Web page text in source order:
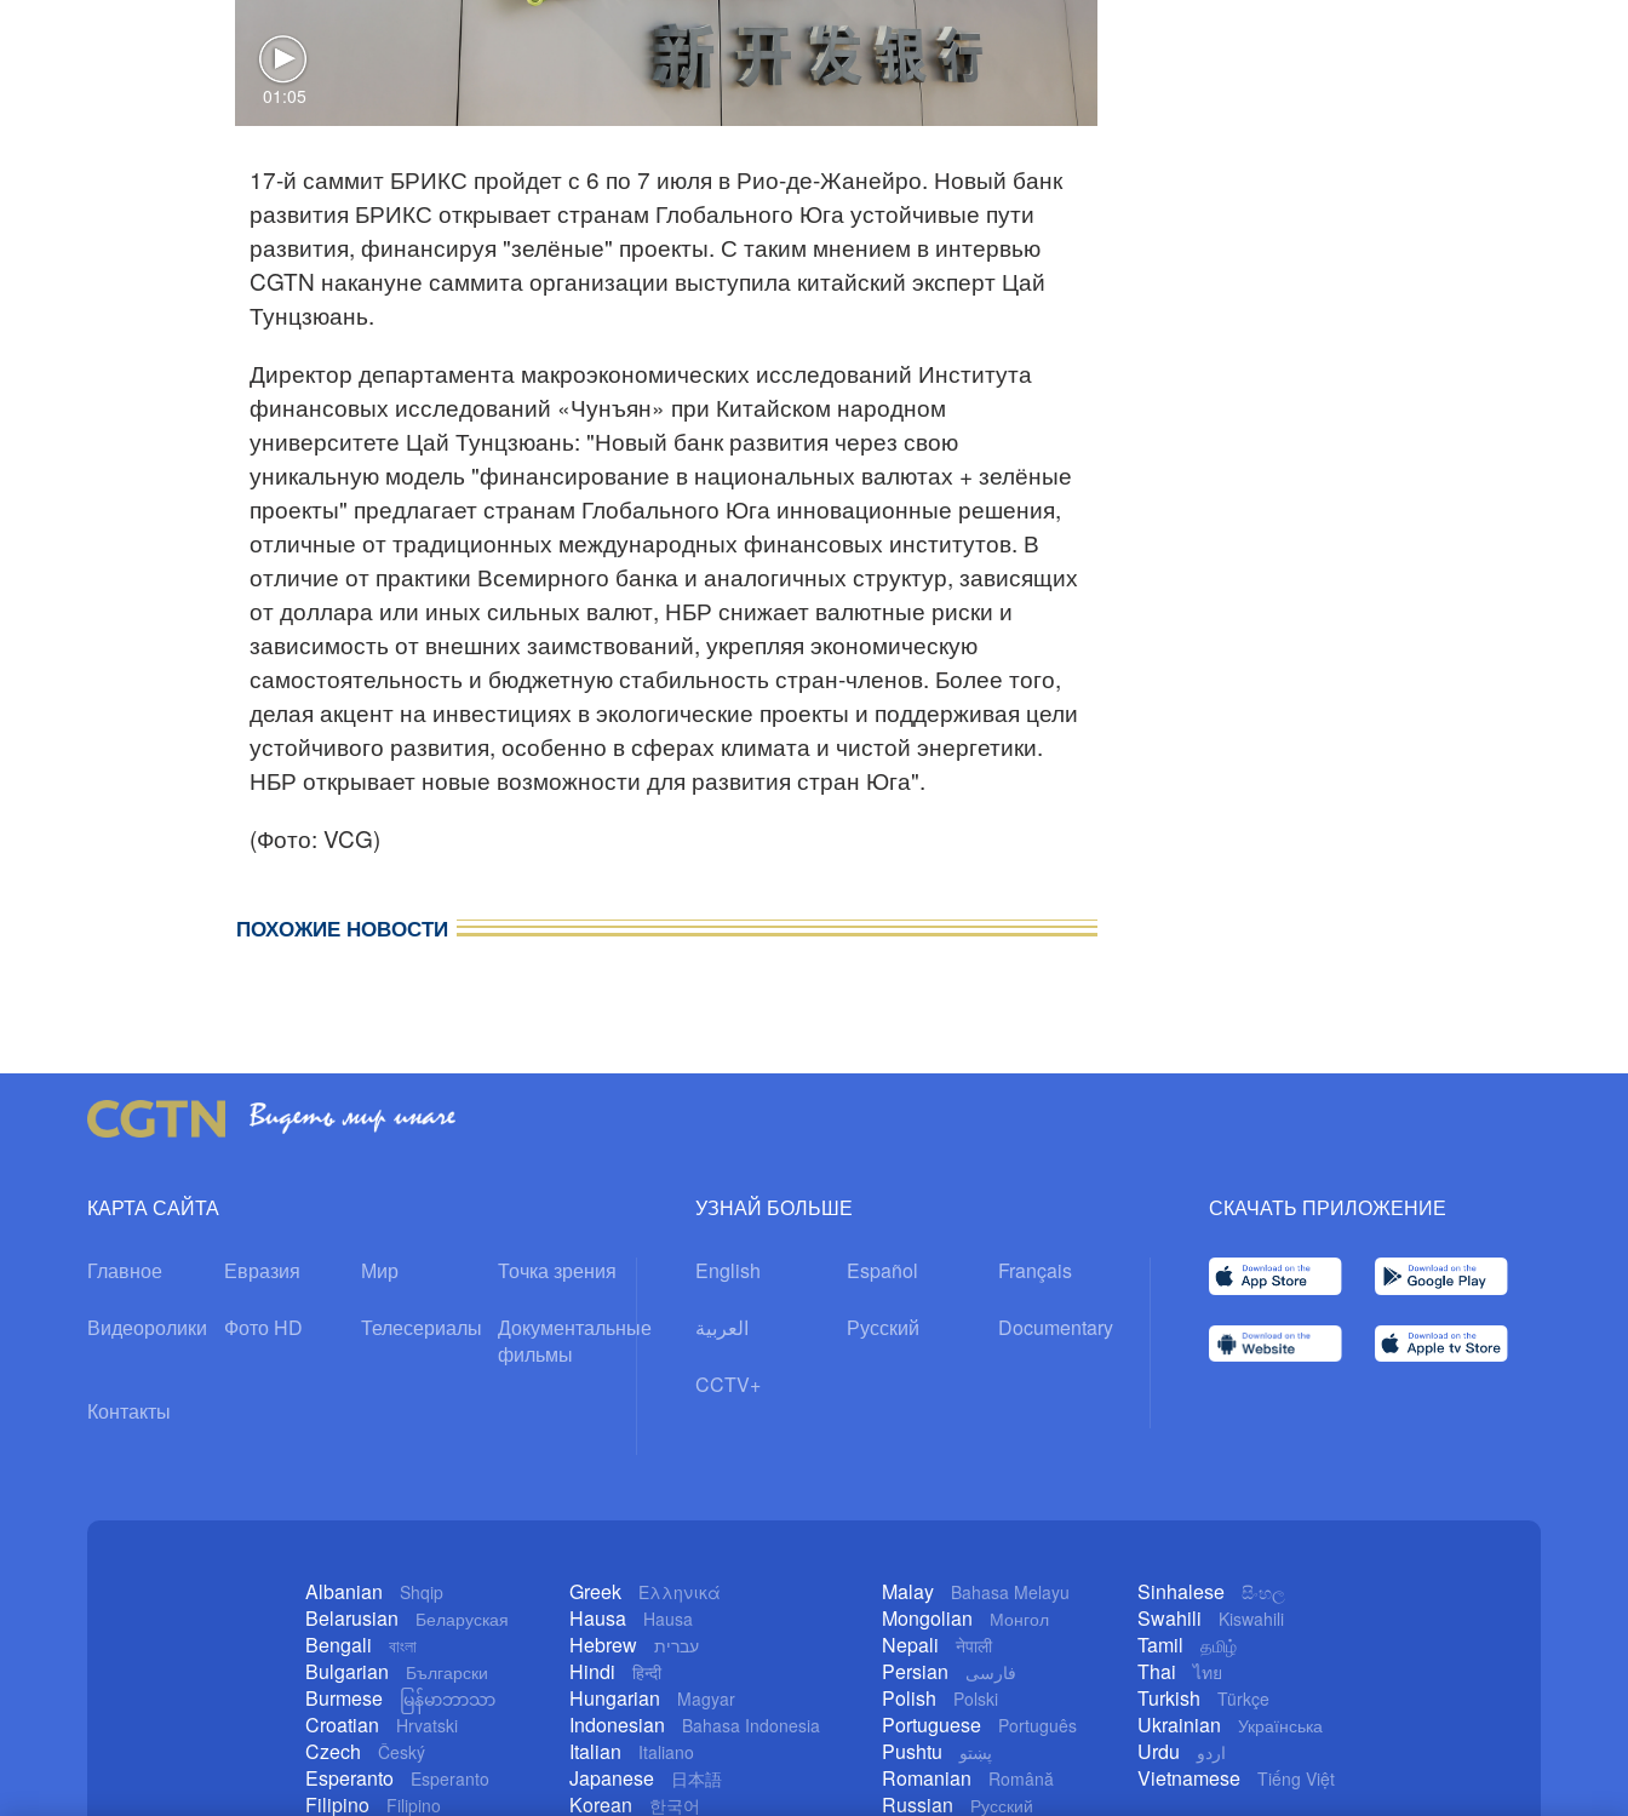
01:05
17-й саммит БРИКС пройдет с 6 по 7 июля в Рио-де-Жанейро. Новый банк
развития БРИКС открывает странам Глобального Юга устойчивые пути
развития, финансируя "зелёные" проекты. С таким мнением в интервью
CGTN накануне саммита организации выступила китайский эксперт Цай
Тунцзюань.
Директор департамента макроэкономических исследований Института
финансовых исследований «Чунъян» при Китайском народном
университете Цай Тунцзюань: "Новый банк развития через свою
уникальную модель "финансирование в национальных валютах + зелёные
проекты" предлагает странам Глобального Юга инновационные решения,
отличные от традиционных международных финансовых институтов. В
отличие от практики Всемирного банка и аналогичных структур, зависящих
от доллара или иных сильных валют, НБР снижает валютные риски и
зависимость от внешних заимствований, укрепляя экономическую
самостоятельность и бюджетную стабильность стран-членов. Более того,
делая акцент на инвестициях в экологические проекты и поддерживая цели
устойчивого развития, особенно в сферах климата и чистой энергетики.
НБР открывает новые возможности для развития стран Юга".
(Фото: VCG)
ПОХОЖИЕ НОВОСТИ
КАРТА САЙТА
Главное Евразия Мир Точка зрения
Видеоролики Фото HD Телесериалы
Документальные
фильмы
Контакты
УЗНАЙ БОЛЬШЕ
English Español Français
العربية Русский Documentary
CCTV+
СКАЧАТЬ ПРИЛОЖЕНИЕ
Albanian Shqip
Belarusian Беларуская
Bengali বাংলা
Bulgarian Български
Burmese မြန်မာဘာသာ
Croatian Hrvatski
Czech Český
Esperanto Esperanto
Filipino Filipino
Greek Ελληνικά
Hausa Hausa
Hebrew עברית
Hindi हिन्दी
Hungarian Magyar
Indonesian Bahasa Indonesia
Italian Italiano
Japanese 日本語
Korean 한국어
Malay Bahasa Melayu
Mongolian Монгол
Nepali नेपाली
Persian فارسی
Polish Polski
Portuguese Português
Pushtu پښتو
Romanian Română
Russian Русский
Sinhalese සිංහල
Swahili Kiswahili
Tamil தமிழ்
Thai ไทย
Turkish Türkçe
Ukrainian Українська
Urdu اردو
Vietnamese Tiếng Việt